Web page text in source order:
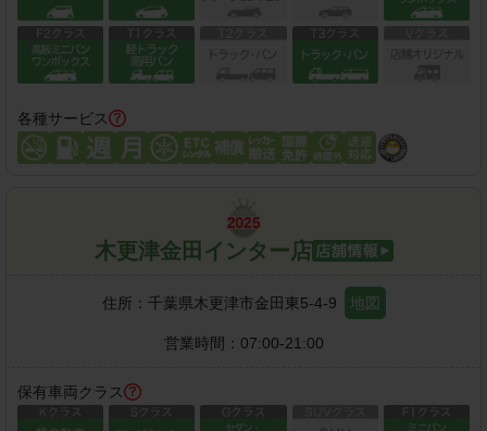
各種サービス
木更津金田インター店
住所： 千葉県木更津市金田東5-4-9 地図
営業時間： 07:00-21:00
保有車両クラス